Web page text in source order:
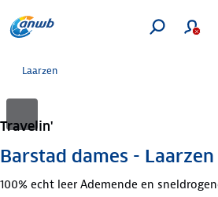
Laarzen
Travelin'
Barstad dames - Laarzen
100% echt leer Ademende en